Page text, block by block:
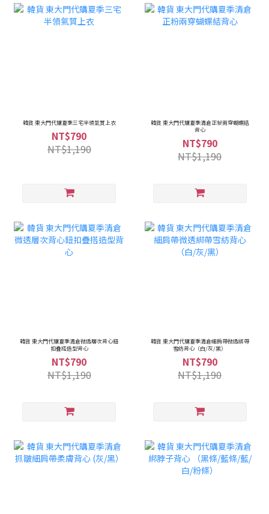
韓貨 東大門代購夏季三宅半領氣質上衣
NT$790
NT$1,190
韓貨 東大門代購夏季清倉正粉兩穿蝴蝶結
背心
NT$790
NT$1,190
韓貨 東大門代購夏季清倉微透層次背心鈕
扣疊搭造型背心
NT$790
NT$1,190
韓貨 東大門代購夏季清倉細肩帶微透綁帶
雪紡背心（白/灰/黑）
NT$790
NT$1,190